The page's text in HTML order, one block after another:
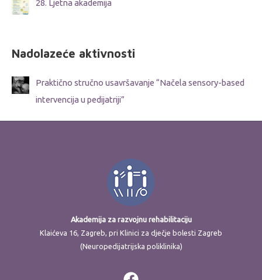
28. Ljetna akademija
Nadolazeće aktivnosti
Praktično stručno usavršavanje “Načela sensory-based
intervencija u pedijatriji”
Akademija za razvojnu rehabilitaciju
Klaićeva 16, Zagreb, pri Klinici za dječje bolesti Zagreb
(Neuropedijatrijska poliklinika)